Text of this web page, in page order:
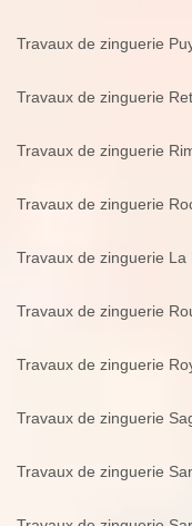
Travaux de zinguerie
Travaux de zinguerie
Travaux de zinguerie
Travaux de zinguerie
Travaux de zinguerie
Travaux de zinguerie
Travaux de zinguerie
Travaux de zinguerie
Travaux de zinguerie